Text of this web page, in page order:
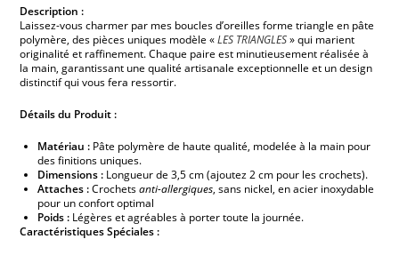
Description :
Laissez-vous charmer par mes boucles d’oreilles forme triangle en pâte
polymère, des pièces uniques modèle «LES TRIANGLES» qui marient
originalité et raffinement. Chaque paire est minutieusement réalisée à
la main, garantissant une qualité artisanale exceptionnelle et un design
distinctif qui vous fera ressortir.
Détails du Produit :
Matériau : Pâte polymère de haute qualité, modelée à la main pour
des finitions uniques.
Dimensions : Longueur de 3,5 cm (ajoutez 2 cm pour les crochets).
Attaches :Crochetsanti-allergiques, sans nickel, en acier inoxydable
pour un confort optimal
Poids : Légères et agréables à porter toute la journée.
Caractéristiques Spéciales :